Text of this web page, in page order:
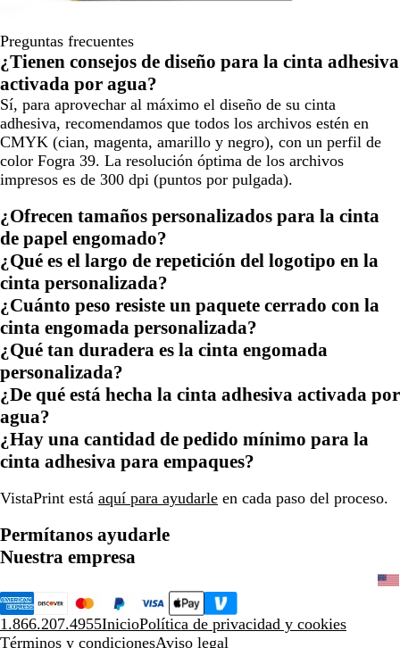
Preguntas frecuentes
¿Tienen consejos de diseño para la cinta adhesiva
activada por agua?
Sí, para aprovechar al máximo el diseño de su cinta
adhesiva, recomendamos que todos los archivos estén en
CMYK (cian, magenta, amarillo y negro), con un perfil de
color Fogra 39. La resolución óptima de los archivos
impresos es de 300 dpi (puntos por pulgada).
¿Ofrecen tamaños personalizados para la cinta
de papel engomado?
¿Qué es el largo de repetición del logotipo en la
cinta personalizada?
¿Cuánto peso resiste un paquete cerrado con la
cinta engomada personalizada?
¿Qué tan duradera es la cinta engomada
personalizada?
¿De qué está hecha la cinta adhesiva activada por
agua?
¿Hay una cantidad de pedido mínimo para la
cinta adhesiva para empaques?
VistaPrint está aquí para ayudarle en cada paso del proceso.
Permítanos ayudarle
Nuestra empresa
1.866.207.4955InicioPolítica de privacidad y cookies
Términos y condicionesAviso legal